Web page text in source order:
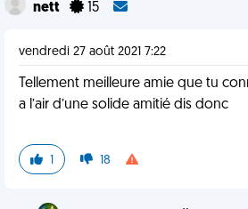
nett 15
vendredi 27 août 2021 7:22
Tellement meilleure amie que tu
a l’air d’une solide amitié dis donc
1 18